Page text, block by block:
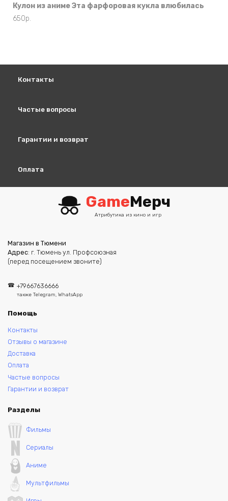
Кулон из аниме Эта фарфоровая кукла влюбилась
650р.
Контакты
Частые вопросы
Гарантии и возврат
Оплата
GameМерч
Атрибутика из кино и игр
Магазин в Тюмени
Адрес: г. Тюмень ул. Профсоюзная
(перед посещением звоните)
+79667636666
также Telegram, WhatsApp
Помощь
Контакты
Отзывы о магазине
Доставка
Оплата
Частые вопросы
Гарантии и возврат
Разделы
Фильмы
Сериалы
Аниме
Мультфильмы